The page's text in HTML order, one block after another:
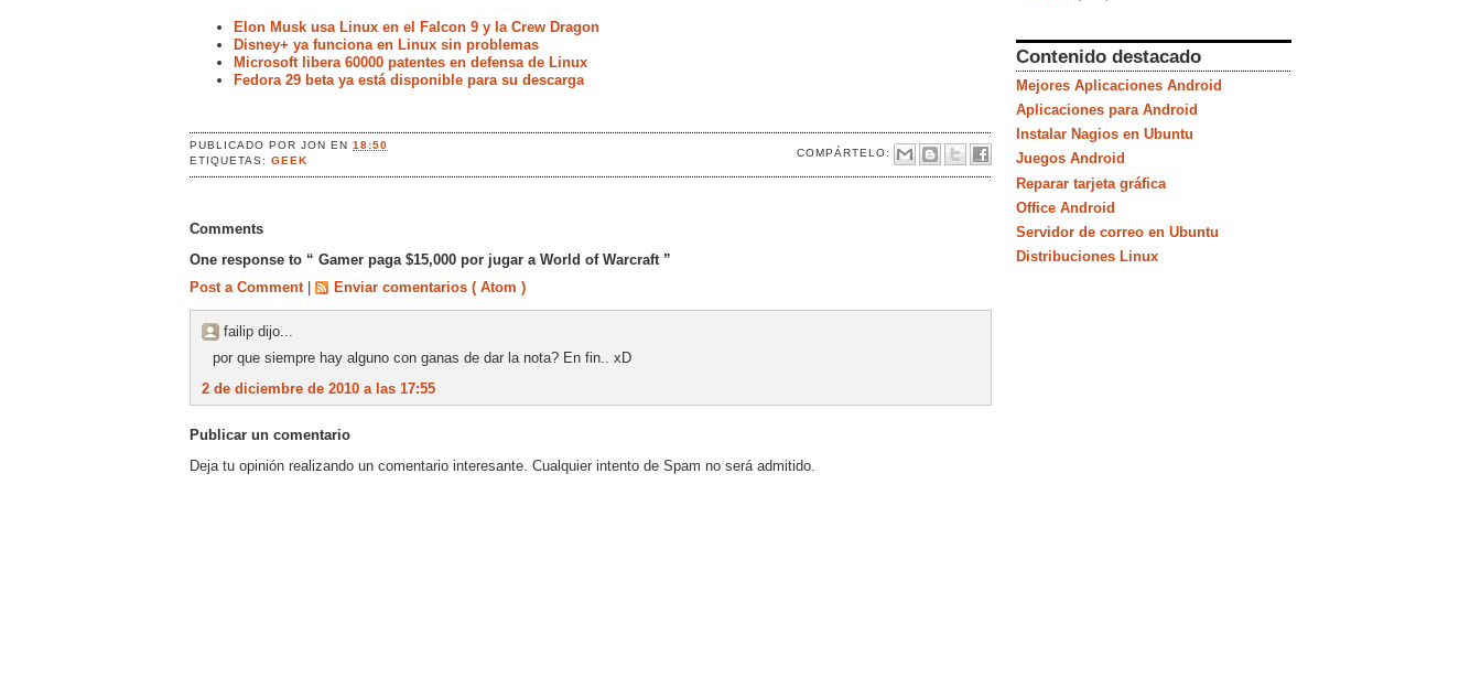
Elon Musk usa Linux en el Falcon 9 y la Crew Dragon
Disney+ ya funciona en Linux sin problemas
Microsoft libera 60000 patentes en defensa de Linux
Fedora 29 beta ya está disponible para su descarga
PUBLICADO PORJONEN18:50
COMPÁRTELO:
ETIQUETAS:GEEK
Comments
One response to “ Gamer paga $15,000 por jugar a World of Warcraft ”
Post a Comment
Enviar comentarios ( Atom )
failip dijo...
por que siempre hay alguno con ganas de dar la nota? En fin.. xD
2 de diciembre de 2010 a las 17:55
Publicar un comentario
Deja tu opinión realizando un comentario interesante. Cualquier intento de Spam no será admitido.
Contenido destacado
Mejores Aplicaciones Android
Aplicaciones para Android
Instalar Nagios en Ubuntu
Juegos Android
Reparar tarjeta gráfica
Office Android
Servidor de correo en Ubuntu
Distribuciones Linux